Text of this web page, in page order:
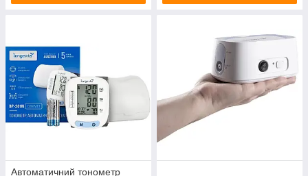
Автоматичний тонометр